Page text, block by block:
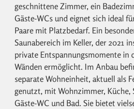
geschnittene Zimmer, ein
Gäste-WCs und eignet sich ideal
Paare mit Platzbedarf. Ein
Saunabereich im Keller, der 2021
private Entspannungsmomente in
Wänden ermöglicht. Im Anbau
separate Wohneinheit, aktuell als
genutzt, mit Wohnzimmer, Küche,
Gäste-WC und Bad. Sie bietet